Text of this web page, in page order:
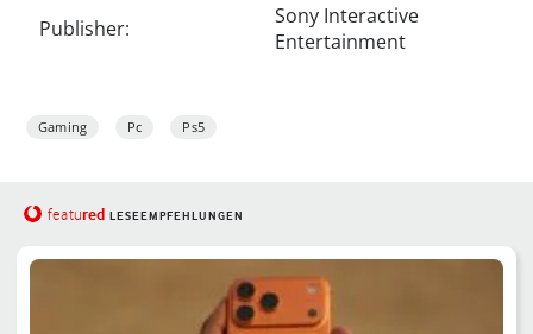
Publisher:
Sony Interactive
Entertainment
Gaming Pc Ps5
featured LESEEMPFEHLUNGEN